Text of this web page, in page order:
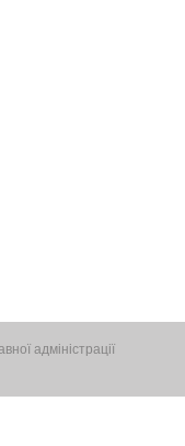
адміністрації